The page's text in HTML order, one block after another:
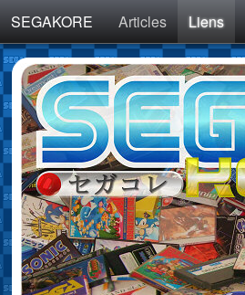
SEGAKORE Articles Liens